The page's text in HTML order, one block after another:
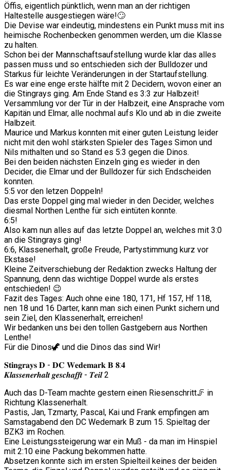
Öffis, eigentlich pünktlich, wenn man an der richtigen
Haltestelle ausgestiegen wäre!🙄
Die Devise war eindeutig, mindestens ein Punkt muss mit ins
heimische Rochenbecken genommen werden, um die Klasse
zu halten.
Schon bei der Mannschaftsaufstellung wurde klar das alles
passen muss und so entschieden sich der Bulldozer und
Starkus für leichte Veränderungen in der Startaufstellung.
Es war eine enge erste hälfte mit 2 Decidern, wovon einer an
die Stingrays ging. Am Ende Stand es 3:3 zur Halbzeit!
Versammlung vor der Tür in der Halbzeit, eine Ansprache vom
Kapitän und Elmar, alle nochmal aufs Klo und ab in die zweite
Halbzeit.
Maurice und Markus konnten mit einer guten Leistung leider
nicht mit den wohl stärksten Spieler des Tages Simon und
Nils mithalten und so Stand es 5:3 gegen die Dinos.
Bei den beiden nächsten Einzeln ging es wieder in den
Decider, die Elmar und der Bulldozer für sich Endscheiden
konnten.
5:5 vor den letzen Doppeln!
Das erste Doppel ging mal wieder in den Decider, welches
diesmal Northen Lenthe für sich eintüten konnte.
6:5!
Also kam nun alles auf das letzte Doppel an, welches mit 3:0
an die Stingrays ging!
6:6, Klassenerhalt, große Freude, Partystimmung kurz vor
Ekstase!
Kleine Zeitverschiebung der Redaktion zwecks Haltung der
Spannung, denn das wichtige Doppel wurde als erstes
entschieden! 😉
Fazit des Tages: Auch ohne eine 180, 171, Hf 157, Hf 118,
nen 18 und 16 Darter, kann man sich einen Punkt sichern und
sein Ziel, den Klassenerhalt, erreichen!
Wir bedanken uns bei den tollen Gastgebern aus Northen
Lenthe!
Für die Dinos🦖 und die Dinos das sind Wir!
𝐒𝐭𝐢𝐧𝐠𝐫𝐚𝐲𝐬 𝐃 - 𝐃𝐂 𝐖𝐞𝐝𝐞𝐦𝐚𝐫𝐤 𝐁 𝟖:𝟒
𝑲𝒍𝒂𝒔𝒔𝒆𝒏𝒆𝒓𝒉𝒂𝒍𝒕 𝒈𝒆𝒔𝒄𝒉𝒂𝒇𝒇𝒕 - 𝑻𝒆𝒊𝒍 2
Auch das D-Team machte gestern einen Riesenschritt🦵 in
Richtung Klassenerhalt.
Pastis, Jan, Tzmarty, Pascal, Kai und Frank empfingen am
Samstagabend den DC Wedemark B zum 15. Spieltag der
BZK3 im Rochen.
Eine Leistungssteigerung war ein Muß - da man im Hinspiel
mit 2:10 eine Packung bekommen hatte.
Absetzen konnte sich im ersten Spielteil keines der beiden